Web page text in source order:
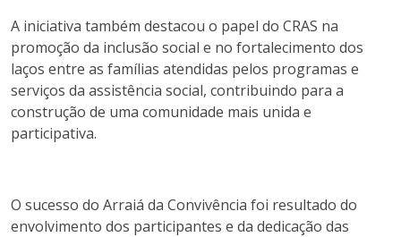
A iniciativa também destacou o papel do CRAS na
promoção da inclusão social e no fortalecimento dos
laços entre as famílias atendidas pelos programas e
serviços da assistência social, contribuindo para a
construção de uma comunidade mais unida e
participativa.
O sucesso do Arraiá da Convivência foi resultado do
envolvimento dos participantes e da dedicação das